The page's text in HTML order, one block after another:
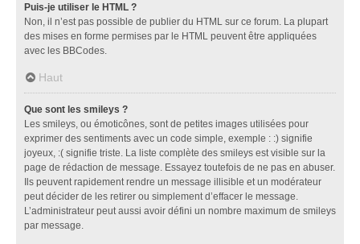
Puis-je utiliser le HTML ?
Non, il n’est pas possible de publier du HTML sur ce forum. La plupart
des mises en forme permises par le HTML peuvent être appliquées
avec les BBCodes.
Haut
Que sont les smileys ?
Les smileys, ou émoticônes, sont de petites images utilisées pour
exprimer des sentiments avec un code simple, exemple : :) signifie
joyeux, :( signifie triste. La liste complète des smileys est visible sur la
page de rédaction de message. Essayez toutefois de ne pas en abuser.
Ils peuvent rapidement rendre un message illisible et un modérateur
peut décider de les retirer ou simplement d’effacer le message.
L’administrateur peut aussi avoir défini un nombre maximum de smileys
par message.